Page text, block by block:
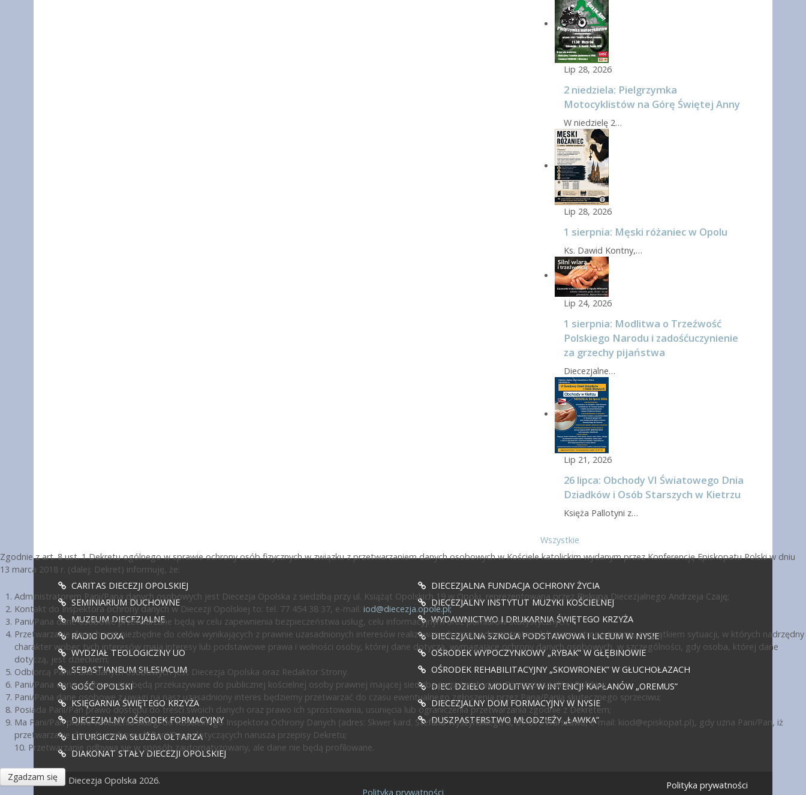
Lip 28, 2026
2 niedziela: Pielgrzymka
Motocyklistów na Górę Świętej Anny
W niedzielę 2…
Lip 28, 2026
1 sierpnia: Męski różaniec w Opolu
Ks. Dawid Kontny,…
Lip 24, 2026
1 sierpnia: Modlitwa o Trzeźwość
Polskiego Narodu i zadośćuczynienie
za grzechy pijaństwa
Diecezjalne…
Lip 21, 2026
26 lipca: Obchody VI Światowego Dnia
Dziadków i Osób Starszych w Kietrzu
Księża Pallotyni z…
Wszystkie
CARITAS DIECEZJI OPOLSKIEJ
SEMINIARIUM DUCHOWNE
MUZEUM DIECEZJALNE
RADIO DOXA
WYDZIAŁ TEOLOGICZNY UO
SEBASTIANEUM SILESIACUM
GOŚĆ OPOLSKI
KSIĘGARNIA ŚWIĘTEGO KRZYŻA
DIECEZJALNY OŚRODEK FORMACYJNY
LITURGICZNA SŁUŻBA OŁTARZA
DIAKONAT STAŁY DIECEZJI OPOLSKIEJ
DIECEZJALNA FUNDACJA OCHRONY ŻYCIA
DIECEZJALNY INSTYTUT MUZYKI KOŚCIELNEJ
WYDAWNICTWO I DRUKARNIA ŚWIĘTEGO KRZYŻA
DIECEZJALNA SZKOŁA PODSTAWOWA I LICEUM W NYSIE
OŚRODEK WYPOCZYNKOWY „RYBAK” W GŁĘBINOWIE
OŚRODEK REHABILITACYJNY „SKOWRONEK” W GŁUCHOŁAZACH
DIEC. DZIEŁO MODLITWY W INTENCJI KAPŁANÓW „OREMUS”
DIECEZJALNY DOM FORMACYJNY W NYSIE
DUSZPASTERSTWO MŁODZIEŻY „ŁAWKA”
© Diecezja Opolska 2026. Polityka prywatności
Zgodnie z art. 8 ust. 1 Dekretu ogólnego w sprawie ochrony osób fizycznych w związku z przetwarzaniem danych osobowych w Kościele katolickim wydanym przez Konferencję Episkopatu Polski w dniu
13 marca 2018 r. (dalej: Dekret) informuję, że:
Administratorem Pani/Pana danych osobowych jest Diecezja Opolska z siedzibą przy ul. Książąt Opolskich 19 w Opolu, reprezentowana przez Biskupa Diecezjalnego Andrzeja Czaję;
Kontakt do Inspektora ochrony danych w Diecezji Opolskiej to: tel. 77 454 38 37, e-mail: iod@diecezja.opole.pl;
Pani/Pana dane osobowe przetwarzane będą w celu zapewnienia bezpieczeństwa usług, celu informacyjnym oraz pomiarów statystycznych;
Przetwarzanie danych jest niezbędne do celów wynikających z prawnie uzasadnionych interesów realizowanych przez administratora lub przez stronę trzecią, z wyjątkiem sytuacji, w których nadrzędny
charakter wobec tych interesów mają interesy lub podstawowe prawa i wolności osoby, której dane dotyczą, wymagające ochrony danych osobowych, w szczególności, gdy osoba, której dane
dotyczą, jest dzieckiem;
Odbiorcą Pani/Pana danych osobowych jest Diecezja Opolska oraz Redaktor Strony.
Pani/Pana dane osobowe nie będą przekazywane do publicznej kościelnej osoby prawnej mającej siedzibę poza terytorium Rzeczypospolitej Polskiej;
Pani/Pana dane osobowe z uwagi na nasz uzasadniony interes będziemy przetwarzać do czasu ewentualnego zgłoszenia przez Pana/Panią skutecznego sprzeciwu;
Posiada Pani/Pan prawo dostępu do treści swoich danych oraz prawo ich sprostowania, usunięcia lub ograniczenia przetwarzania zgodnie z Dekretem;
Ma Pani/Pan prawo wniesienia skargi do Kościelnego Inspektora Ochrony Danych (adres: Skwer kard. Stefana Wyszyńskiego 6, 01-015 Warszawa, e-mail: kiod@episkopat.pl), gdy uzna Pani/Pan, iż
przetwarzanie danych osobowych Pani/Pana dotyczących narusza przepisy Dekretu;
10. Przetwarzanie odbywa się w sposób zautomatyzowany, ale dane nie będą profilowane.
Zgadzam się
Polityka prywatności